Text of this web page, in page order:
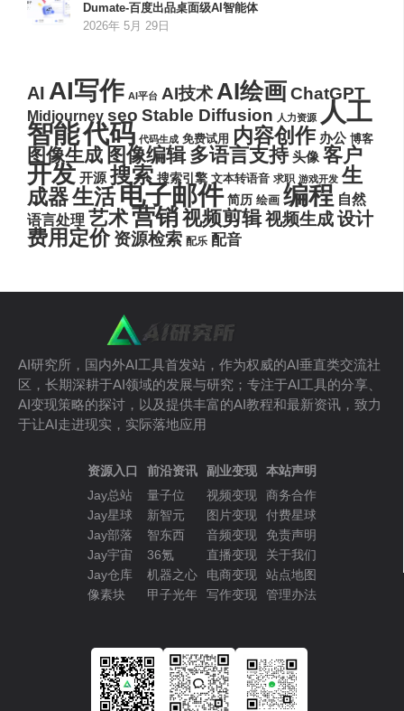
Dumate-百度出品桌面级AI智能体
2026年 5月 29日
AI AI写作 AI平台 AI技术AI绘画ChatGPT
Midjourney seo Stable Diffusion 人力资源 人工
智能代码 代码生成 免费试用 内容创作 办公 博客
图像生成 图像编辑 多语言支持 头像 客户
开发 开源 搜索 搜索引擎 文本转语音 求职 游戏开发 生
成器生活电子邮件 简历 绘画 编程 自然
语言处理 艺术营销视频剪辑视频生成设计
费用定价 资源检索 配乐 配音
AI研究所，国内外AI工具首发站，作为权威的AI垂直类交流社
区，长期深耕于AI领域的发展与研究；专注于AI工具的分享、
AI变现策略的探讨，以及提供丰富的AI教程和最新资讯，致力
于让AI走进现实，实际落地应用
资源入口
Jay总站
Jay星球
Jay部落
Jay宇宙
Jay仓库
像素块
前沿资讯
量子位
新智元
智东西
36氪
机器之心
甲子光年
副业变现
视频变现
图片变现
音频变现
直播变现
电商变现
写作变现
本站声明
商务合作
付费星球
免责声明
关于我们
站点地图
管理办法